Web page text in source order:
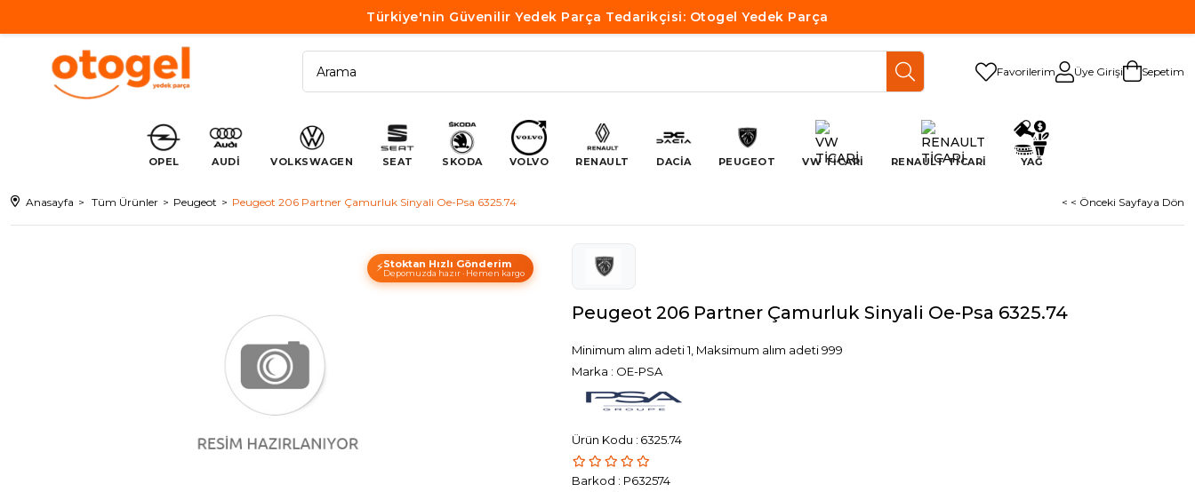
Türkiye'nin Güvenilir Yedek Parça Tedarikçisi: Otogel Yedek Parça
Favorilerim Üye Girişi Sepetim
OPEL AUDİ VOLKSWAGEN SEAT SKODA VOLVO RENAULT DACİA PEUGEOT VW TİCARİ RENAULT TİCARİ YAĞ
Anasayfa Tüm Ürünler Peugeot Peugeot 206 Partner Çamurluk Sinyali Oe-Psa 6325.74 < < Önceki Sayfaya Dön
⚡Stoktan Hızlı Gönderim
Depomuzda hazır · Hemen kargo
Peugeot 206 Partner Çamurluk Sinyali Oe-Psa 6325.74
Minimum alım adeti 1, Maksimum alım adeti 999
Marka : OE-PSA
6325.74
Barkod : P632574